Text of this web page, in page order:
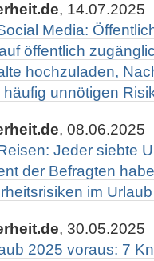
, 14.07.2025
Media:
öffentlich
hochzuladen,
unnötigen
, 08.06.2025
Jeder siebte
der Befragten
im
, 30.05.2025
2025 voraus: 7